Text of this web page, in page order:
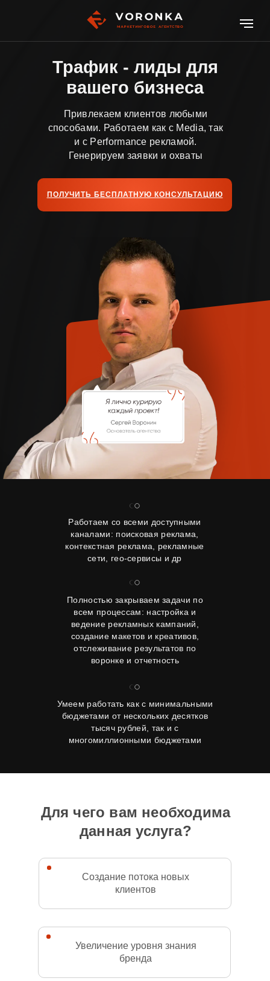
ПОЛУЧИТЬ БЕСПЛАТНУЮ КОНСУЛЬТАЦИЮ
Работаем со всеми доступными
каналами: поисковая реклама,
контекстная реклама, рекламные
сети, гео-сервисы и др
Полностью закрываем задачи по
всем процессам: настройка и
ведение рекламных кампаний,
создание макетов и креативов,
отслеживание результатов по
воронке и отчетность
Умеем работать как с минимальными
бюджетами от нескольких десятков
тысяч рублей, так и с
многомиллионными бюджетами
Трафик - лиды для
вашего бизнеса
Привлекаем клиентов любыми
способами. Работаем как с Media, так
и с Performance рекламой.
Генерируем заявки и охваты
Для чего вам необходима
данная услуга?
Создание потока новых
клиентов
Увеличение уровня знания
бренда